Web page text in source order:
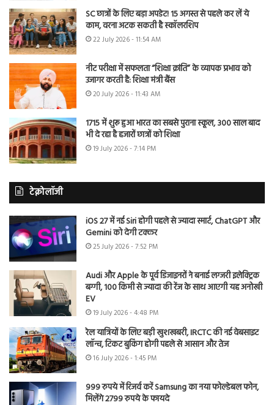
SC छात्रों के लिए बड़ा अपडेट! 15 अगस्त से पहले कर लें ये
काम, वरना अटक सकती है स्कॉलरशिप
22 July 2026 - 11:54 AM
नीट परीक्षा में सफलता “शिक्षा क्रांति” के व्यापक प्रभाव को
उजागर करती है: शिक्षा मंत्री बैंस
20 July 2026 - 11:43 AM
1715 में शुरू हुआ भारत का सबसे पुराना स्कूल, 300 साल बाद
भी दे रहा है हजारों छात्रों को शिक्षा
19 July 2026 - 7:14 PM
टेक्नोलॉजी
iOS 27 में नई Siri होगी पहले से ज्यादा स्मार्ट, ChatGPT और
Gemini को देगी टक्कर
25 July 2026 - 7:52 PM
Audi और Apple के पूर्व डिजाइनरों ने बनाई लग्जरी इलेक्ट्रिक
बग्गी, 100 किमी से ज्यादा की रेंज के साथ आएगी यह अनोखी
EV
19 July 2026 - 4:48 PM
रेल यात्रियों के लिए बड़ी खुशखबरी, IRCTC की नई वेबसाइट
लॉन्च, टिकट बुकिंग होगी पहले से आसान और तेज
16 July 2026 - 1:45 PM
999 रुपये में रिजर्व करें Samsung का नया फोल्डेबल फोन,
मिलेंगे 2799 रुपये के फायदे